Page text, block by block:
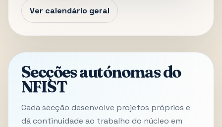
Ver calendário geral
Secções autónomas do
NFIST
Cada secção desenvolve projetos próprios e
dá continuidade ao trabalho do núcleo em